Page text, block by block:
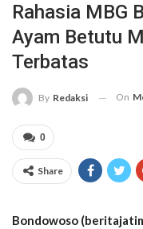
Rahasia MBG
Ayam Betutu
Terbatas
By Redaksi On
0
Share
Bondowoso